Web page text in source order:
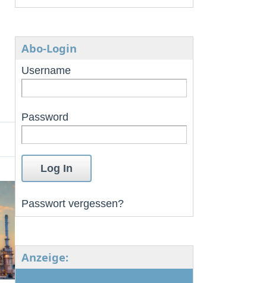
Abo-Login
Username
Password
Passwort vergessen?
Anzeige: